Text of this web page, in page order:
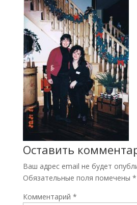
Оставить
Ваш адрес email не будет
Обязательные поля помечены *
Комментарий *